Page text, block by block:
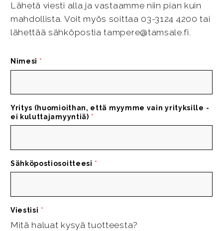
Lähetä viesti alla ja vastaamme niin pian kuin
mahdollista. Voit myös soittaa 03-3124 4200 tai
lähettää sähköpostia tampere@tamsale.fi.
Nimesi *
Yritys (huomioithan, että myymme vain yrityksille -
ei kuluttajamyyntiä) *
Sähköpostiosoitteesi *
Viestisi *
Mitä haluat kysyä tuotteesta?